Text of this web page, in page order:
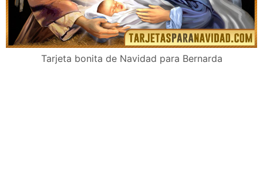
Tarjeta bonita de Navidad para Bernarda